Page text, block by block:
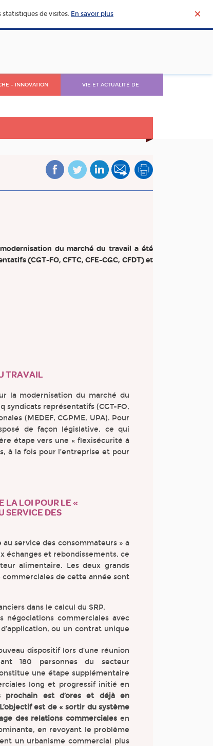
de visites. En savoir plus
– INNOVATION VIE ET ACTUALITÉ DE
du marché du travail a été
(CGT-FO, CFTC, CFE-CGC, CFDT) et
TRAVAIL
la modernisation du marché du
syndicats représentatifs (CGT-FO,
(MEDEF, CGPME, UPA). Pour
de façon législative, ce qui
étape vers une « flexisécurité à
à la fois pour l’entreprise et pour
LA LOI POUR LE «
SERVICE DES
service des consommateurs » a
échanges et rebondissements, ce
alimentaire. Les deux grands
de cette année sont
dans le calcul du SRP.
négociations commerciales avec
ou un contrat unique
dispositif lors d’une réunion
180 personnes du secteur
une étape supplémentaire
long et progressif initié en
est d’ores et déjà en
L’objectif est de « sortir du système
des relations commerciales en
en revoyant le problème
un urbanisme commercial plus